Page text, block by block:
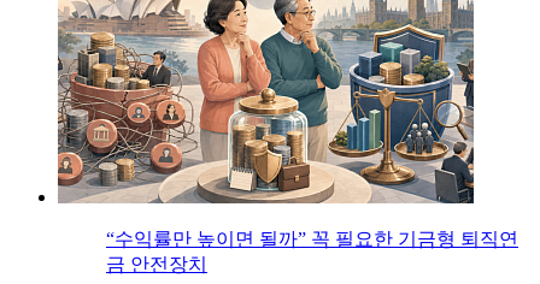
“수익률만 높이면 될까” 꼭 필요한 기금형 퇴직연
금 안전장치